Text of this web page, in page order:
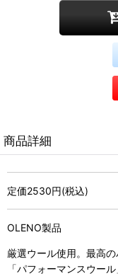
商品詳細
定価2530円(税込)
OLENO製品
厳選ウール使用。最高
「パフォーマンスウール